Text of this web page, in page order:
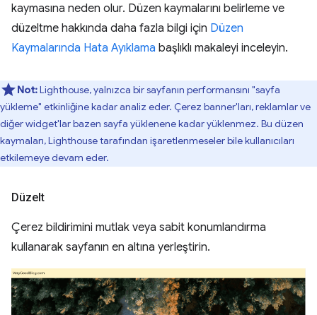
kaymasına neden olur. Düzen kaymalarını belirleme ve
düzeltme hakkında daha fazla bilgi için Düzen
Kaymalarında Hata Ayıklama başlıklı makaleyi inceleyin.
Not:Lighthouse, yalnızca bir sayfanın performansını "sayfa
yükleme" etkinliğine kadar analiz eder. Çerez banner'ları, reklamlar ve
diğer widget'lar bazen sayfa yüklenene kadar yüklenmez. Bu düzen
kaymaları, Lighthouse tarafından işaretlenmeseler bile kullanıcıları
etkilemeye devam eder.
Düzelt
Çerez bildirimini mutlak veya sabit konumlandırma
kullanarak sayfanın en altına yerleştirin.